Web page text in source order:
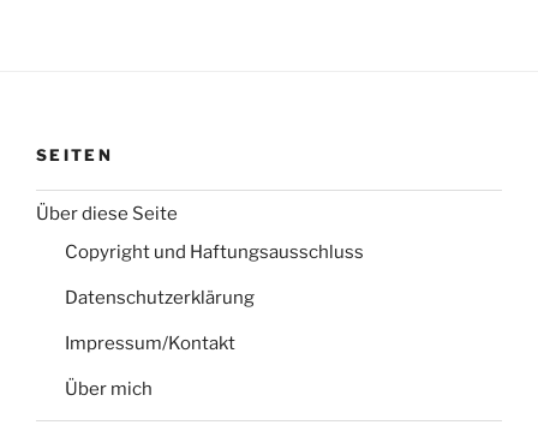
SEITEN
Über diese Seite
Copyright und Haftungsausschluss
Datenschutzerklärung
Impressum/Kontakt
Über mich